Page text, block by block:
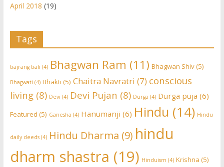
April 2018 (19)
Tags
bajrang bali (4) Bhagwan Ram (11) Bhagwan Shiv(5)
Bhagwati (4) Bhakti (5) Chaitra Navratri (7) conscious
living(8) Devi (4) Devi Pujan (8) Durga (4) Durga puja (6)
Featured (5) Ganesha (4) Hanumanji (6) Hindu (14) Hindu
daily deeds(4) Hindu Dharma (9) hindu
dharm shastra (19) Hinduism (4) Krishna (5)